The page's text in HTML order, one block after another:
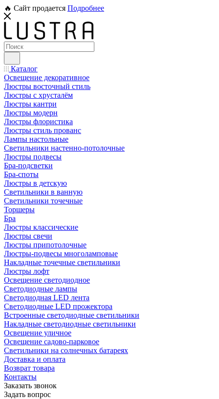
🔥 Сайт продается Подробнее
Каталог
Освещение декоративное
Люстры восточный стиль
Люстры с хрусталём
Люстры кантри
Люстры модерн
Люстры флористика
Люстры стиль прованс
Лампы настольные
Светильники настенно-потолочные
Люстры подвесы
Бра-подсветки
Бра-споты
Люстры в детскую
Светильники в ванную
Светильники точечные
Торшеры
Бра
Люстры классические
Люстры свечи
Люстры припотолочные
Люстры-подвесы многоламповые
Накладные точечные светильники
Люстры лофт
Освещение светодиодное
Светодиодные лампы
Светодиодная LED лента
Светодиодные LED прожектора
Встроенные светодиодные светильники
Накладные светодиодные светильники
Освещение уличное
Освещение садово-парковое
Светильники на солнечных батареях
Доставка и оплата
Возврат товара
Контакты
Заказать звонок
Задать вопрос